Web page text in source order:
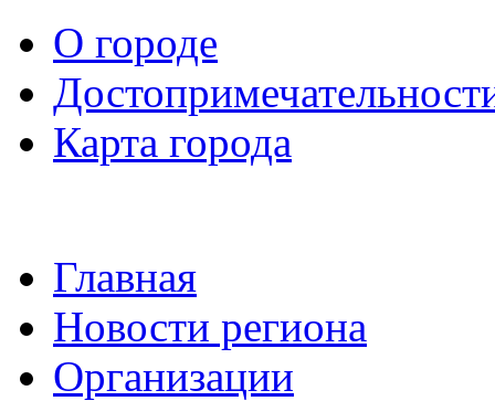
О городе
Карта города
Главная
Новости региона
Организации